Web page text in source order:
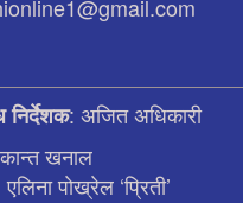
निर्देशक: अजित अधिकारी
खनाल
पाेख्रेल ‘प्रिती’